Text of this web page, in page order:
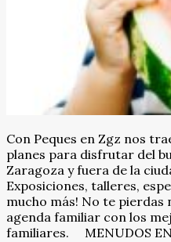
Con Peques en Zgz nos
planes para disfrutar del
Zaragoza y fuera de la
Exposiciones, talleres,
mucho más! No te pierdas
agenda familiar con los
familiares. MENUDOS